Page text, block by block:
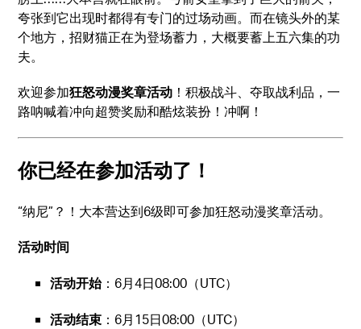
夸张到它出现时都得有专门的过场动画。而在镜头外的某
个地方，招财猫正在为登场蓄力，大概要蓄上五六集的功
夫。
欢迎参加狂怒动漫奖章活动 ！积极战斗、夺取战利品，一
路呐喊着冲向超赞奖励和酷炫装扮！冲啊！
你已经在参加活动了！
“纳尼”？！大本营达到6级即可参加狂怒动漫奖章活动。
活动时间
活动开始：6月4日08:00（UTC）
活动结束 ：6月15日08:00（UTC）